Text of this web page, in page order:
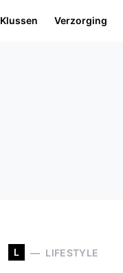
Klussen Verzorging
L LIFESTYLE